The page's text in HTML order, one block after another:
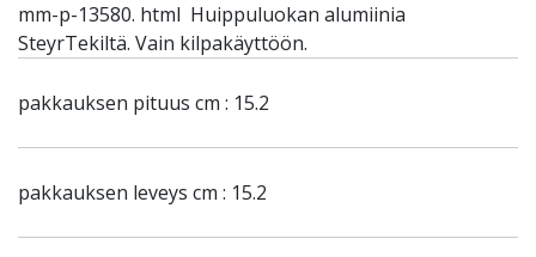
mm-p-13580. html Huippuluokan alumiinia
SteyrTekiltä. Vain kilpakäyttöön.
pakkauksen pituus cm : 15.2
pakkauksen leveys cm : 15.2